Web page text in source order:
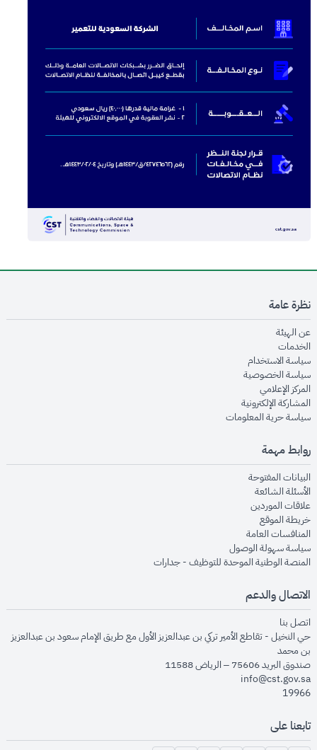
نظرة عامة
عن الهيئةopens in new window
الخدماتopens in new window
سياسة الاستخدام
سياسة الخصوصيةopens in new window
المركز الإعلاميopens in new window
المشاركة الإلكترونيةopens in new window
سياسة حرية المعلوماتopens in new window
روابط مهمة
البيانات المفتوحةopens in new window
الأسئلة الشائعةopens in new window
علاقات الموردينopens in new window
خريطة الموقعopens in new window
المنافسات العامةopens in new window
سياسة سهولة الوصولopens in new window
المنصة الوطنية الموحدة للتوظيف - جداراتopens in new window
الاتصال والدعم
اتصل بنا
حي النخيل - تقاطع الأمير تركي بن عبدالعزيز الأول مع طريق الإمام سعود بن عبدالعزيز
بن محمد
صندوق البريد 75606 – الرياض 11588
info@cst.gov.sa
19966
تابعنا على